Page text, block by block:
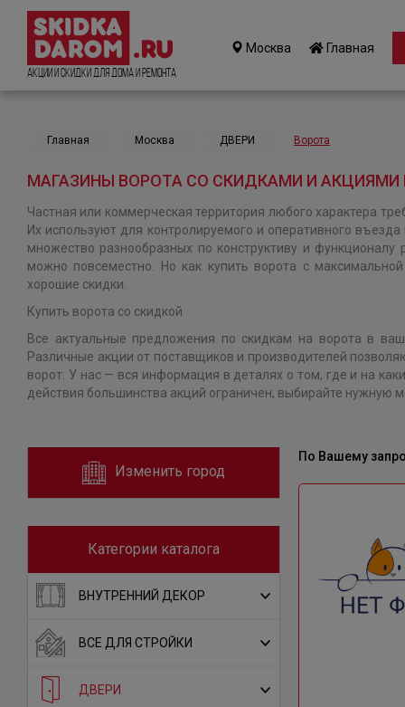
Акции и Скидки для дома и ремонта
Москва Главная
Главная Москва ДВЕРИ Ворота
МАГАЗИНЫ ВОРОТА СО СКИДКАМИ И АКЦИЯМИ
Частная или коммерческая территория любого характера
Их используют для контролируемого и оперативного
множество разнообразных по конструктиву и
можно повсеместно. Но как купить ворота с
хорошие скидки.
Купить ворота со скидкой
Все актуальные предложения по скидкам на ворота в
Различные акции от поставщиков и производителей
ворот. У нас — вся информация в деталях о том, где и на
действия большинства акций ограничен, выбирайте нужную
Изменить город
Категории каталога
ВНУТРЕННИЙ ДЕКОР
ВСЕ ДЛЯ СТРОЙКИ
ДВЕРИ
По Вашему